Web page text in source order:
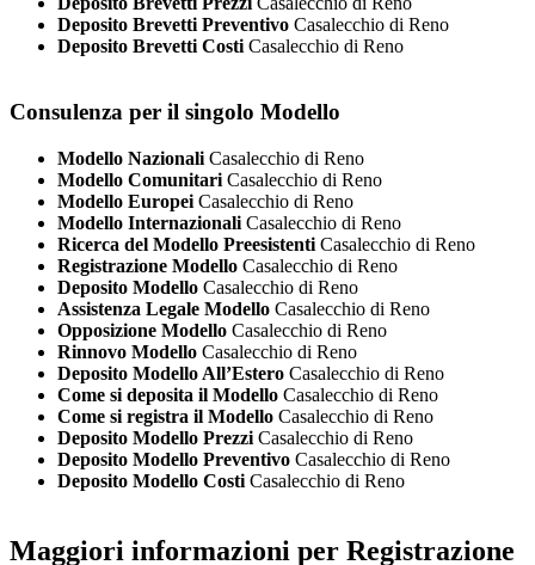
Deposito Brevetti Preventivo Casalecchio di Reno
Deposito Brevetti Costi Casalecchio di Reno
Consulenza per il singolo Modello
Modello Nazionali Casalecchio di Reno
Modello Comunitari Casalecchio di Reno
Modello Europei Casalecchio di Reno
Modello Internazionali Casalecchio di Reno
Ricerca del Modello Preesistenti Casalecchio di Reno
Registrazione Modello Casalecchio di Reno
Deposito Modello Casalecchio di Reno
Assistenza Legale Modello Casalecchio di Reno
Opposizione Modello Casalecchio di Reno
Rinnovo Modello Casalecchio di Reno
Deposito Modello All’Estero Casalecchio di Reno
Come si deposita il Modello Casalecchio di Reno
Come si registra il Modello Casalecchio di Reno
Deposito Modello Prezzi Casalecchio di Reno
Deposito Modello Preventivo Casalecchio di Reno
Deposito Modello Costi Casalecchio di Reno
Maggiori informazioni per Registrazione